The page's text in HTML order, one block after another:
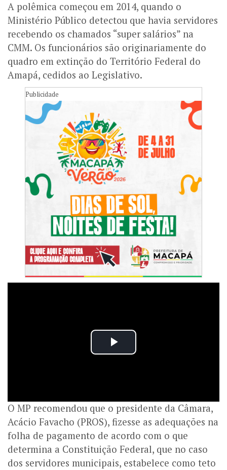
A polêmica começou em 2014, quando o
Ministério Público detectou que havia servidores
recebendo os chamados “super salários” na
CMM. Os funcionários são originariamente do
quadro em extinção do Território Federal do
Amapá, cedidos ao Legislativo.
Publicidade
O MP recomendou que o presidente da Câmara,
Acácio Favacho (PROS), fizesse as adequações na
folha de pagamento de acordo com o que
determina a Constituição Federal, que no caso
dos servidores municipais, estabelece como teto